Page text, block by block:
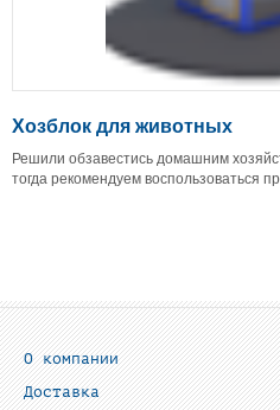
Хозблок для животных
Решили обзавестись домашним
тогда рекомендуем воспользоваться
О компании
Доставка